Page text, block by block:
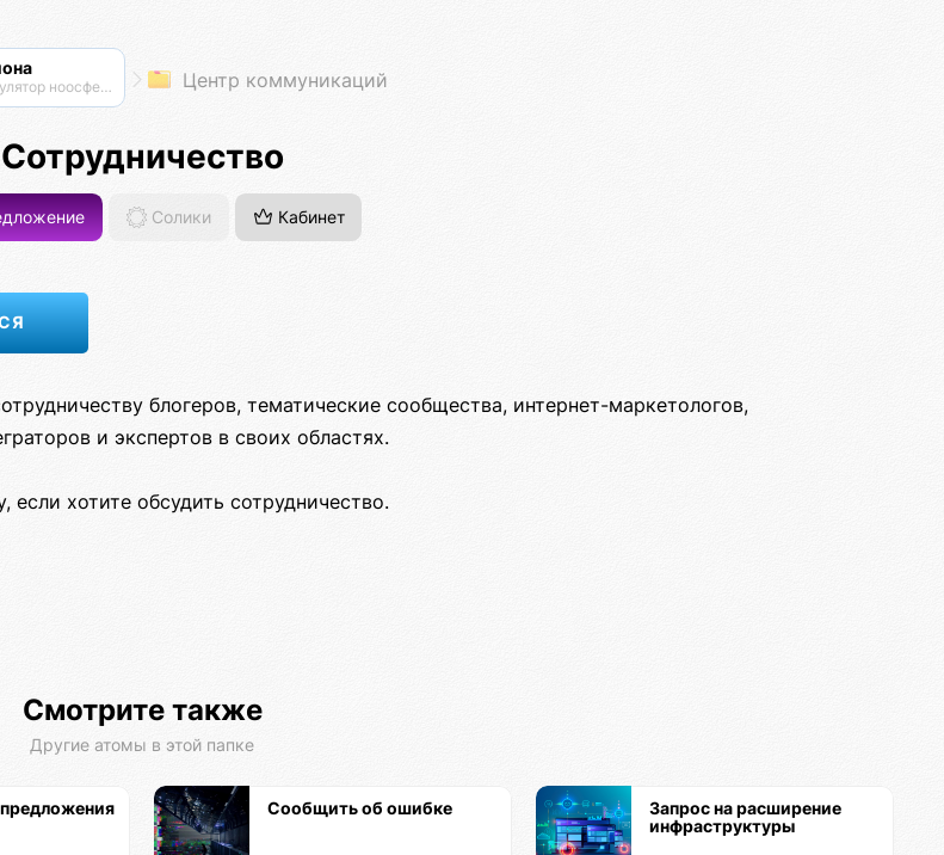
Cимулятор ноосферы Центр коммуникаций
Сотрудничество
Солики Кабинет
блогеров, тематические сообщества, интернет-маркетологов,
и экспертов в своих областях.
если хотите обсудить сотрудничество.
Смотрите также
Другие атомы в этой папке
Сообщить об ошибке
Запрос на расширение
инфраструктуры